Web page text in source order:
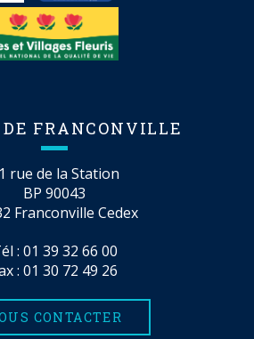
FRANCONVILLE
rue de la Station
BP 90043
Franconville Cedex
: 01 39 32 66 00
: 01 30 72 49 26
CONTACTER